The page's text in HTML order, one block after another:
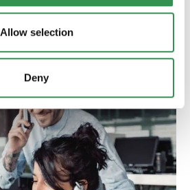
Allow selection
Deny